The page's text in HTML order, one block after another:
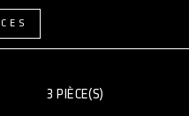
3 PIÈCE(S)